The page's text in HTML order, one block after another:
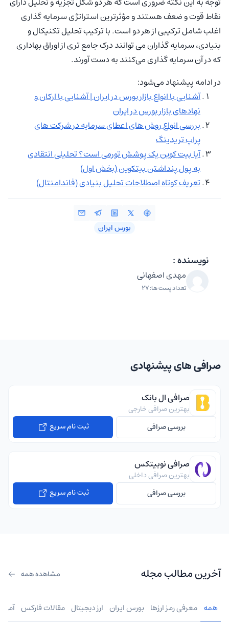
نقاط قوت و ضعف هستند و مؤثرترین استراتژی سرمایه گذاری
اغلب شامل ترکیبی از هر دو است. با ترکیب تحلیل تکنیکال و
بنیادی، سرمایه گذاران می توانند درک جامع تری از اوراق بهاداری
که در آن سرمایه گذاری می‌کنند به دست آورند.
در ادامه پیشنهاد می‌شود:
آشنایی با انواع بازار بورس در ایران | آشنایی با ارکان و
نهادهای بازار بورس در ایران
بررسی انواع روش های اعطای سرمایه در شرکت های
پراپ تریدینگ
آیا بیت کوین یک پوشش تورمی است؟ تحلیلی انتقادی
به پول پنداشتن بیتکوین (بخش اول)
تعریف کوتاه اصطلاحات تحلیل بنیادی (فاندامنتال)
بورس ایران
نویسنده :
مهدی اصفهانی
تعداد پست ها: 27
صرافی های پیشنهادی
صرافی ال بانک
بهترین صرافی خارجی
بررسی صرافی
ثبت نام سریع
صرافی نوبیتکس
بهترین صرافی داخلی
بررسی صرافی
ثبت نام سریع
آخرین مطالب مجله مشاهده همه
همه معرفی رمز ارزها بورس ایران ارز دیجیتال مقالات فارکس